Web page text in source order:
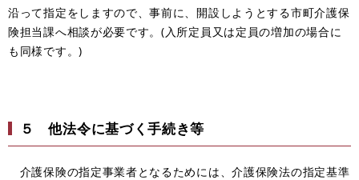
沿って指定をしますので、事前に、開設しようとする市町介護保
険担当課へ相談が必要です。(入所定員又は定員の増加の場合に
も同様です。)
５ 他法令に基づく手続き等
介護保険の指定事業者となるためには、介護保険法の指定基準